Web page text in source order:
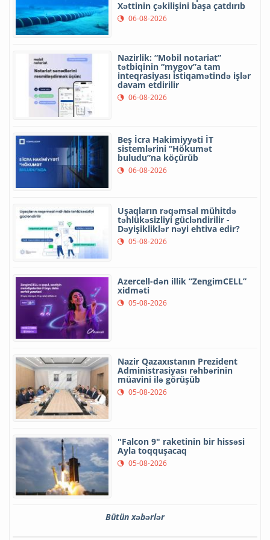
Xəttinin çəkilişini başa çatdırıb
06-08-2026
Nazirlik: “Mobil notariat”
tətbiqinin “mygov”a tam
inteqrasiyası istiqamətində işlər
davam etdirilir
06-08-2026
Beş İcra Hakimiyyəti İT
sistemlərini “Hökumət
buludu”na köçürüb
06-08-2026
Uşaqların rəqəmsal mühitdə
təhlükəsizliyi gücləndirilir -
Dəyişikliklər nəyi ehtiva edir?
05-08-2026
Azercell-dən illik “ZengimCELL”
xidməti
05-08-2026
Nazir Qazaxıstanın Prezident
Administrasiyası rəhbərinin
müavini ilə görüşüb
05-08-2026
"Falcon 9" raketinin bir hissəsi
Ayla toqquşacaq
05-08-2026
Bütün xəbərlər